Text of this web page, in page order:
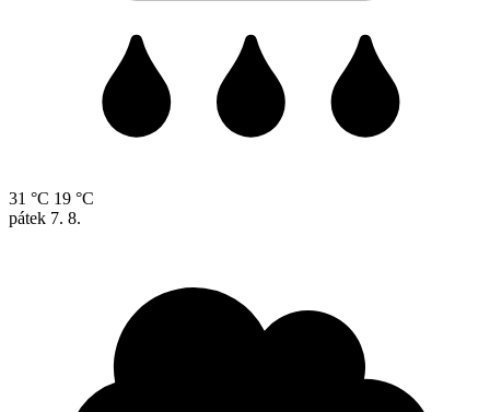
31 °C 19 °C
pátek 7. 8.